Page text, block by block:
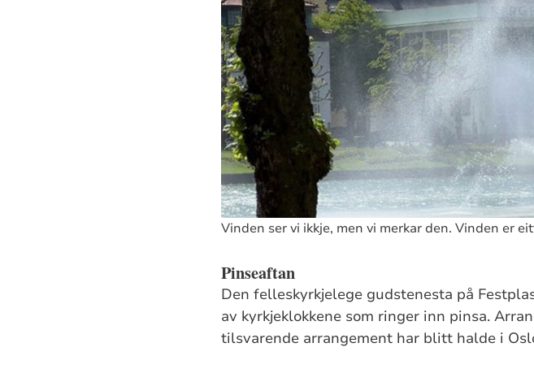
Vinden ser vi ikkje, men vi merkar den. Vinden er
Pinseaftan
Den felleskyrkjelege gudstenesta på
av kyrkjeklokkene som ringer inn pinsa.
tilsvarende arrangement har blitt halde i